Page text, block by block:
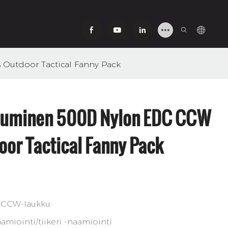
Outdoor Tactical Fanny Pack
500D Nylon EDC CCW
Tactical Fanny Pack
laukku
tiikeri -naamiointi